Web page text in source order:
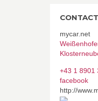
CONTACT
mycar.net
+43 1 8901
facebook
http://